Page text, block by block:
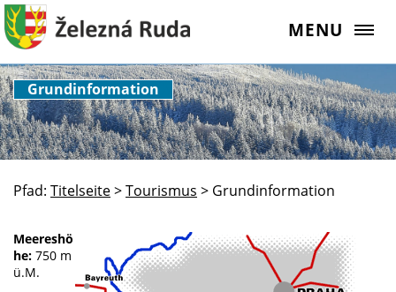
MENU
Grundinformation
Pfad: Titelseite>Tourismus > Grundinformation
Meereshö
he: 750 m
ü.M.